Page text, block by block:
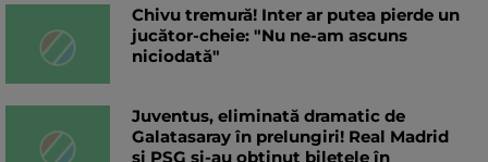
Chivu tremură! Inter ar putea pierde un
jucător-cheie: "Nu ne-am ascuns
niciodată"
Juventus, eliminată dramatic de
Galatasaray în prelungiri! Real Madrid
și PSG și-au obținut biletele în